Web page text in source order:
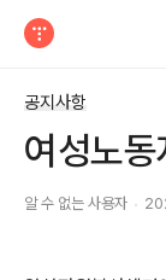
공지사항
여성노
알 수 없는 사용자